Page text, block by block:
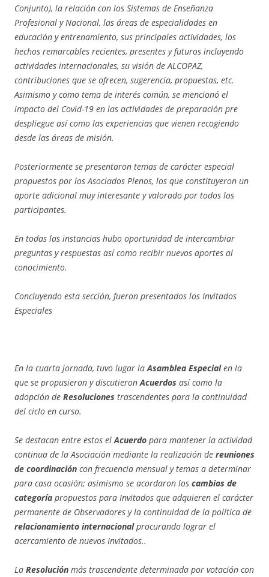
Conjunto), la relación con los Sistemas de Enseñanza
Profesional y Nacional, las áreas de especialidades en
educación y entrenamiento, sus principales actividades, los
hechos remarcables recientes, presentes y futuros incluyendo
actividades internacionales, su visión de ALCOPAZ,
contribuciones que se ofrecen, sugerencia, propuestas, etc.
Asimismo y como tema de interés común, se mencionó el
impacto del Covid-19 en las actividades de preparación pre
despliegue así como las experiencias que vienen recogiendo
desde las áreas de misión.
Posteriormente se presentaron temas de carácter especial
propuestos por los Asociados Plenos, los que constituyeron un
aporte adicional muy interesante y valorado por todos los
participantes.
En todas las instancias hubo oportunidad de intercambiar
preguntas y respuestas así como recibir nuevos aportes al
conocimiento.
Concluyendo esta sección, fueron presentados los Invitados
Especiales
En la cuarta jornada, tuvo lugar laAsamblea Especialen la
que se propusieron y discutieronAcuerdos así como la
adopción de Resoluciones trascendentes para la continuidad
del ciclo en curso.
Se destacan entre estos elAcuerdo para mantener la actividad
continua de la Asociación mediante la realización de reuniones
de coordinación con frecuencia mensual y temas a determinar
para casa ocasión; asimismo se acordaron los cambios de
categoría propuestos para Invitados que adquieren el carácter
permanente de Observadores y la continuidad de la política de
relacionamiento internacionalprocurando lograr el
acercamiento de nuevos Invitados..
La Resolución más trascendente determinada por votación con